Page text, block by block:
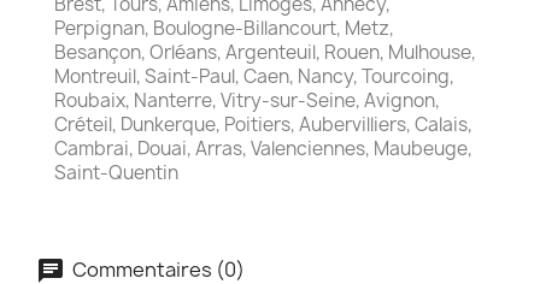
Perpignan, Boulogne-Billancourt, Metz,
Besançon, Orléans, Argenteuil, Rouen, Mulhouse,
Montreuil, Saint-Paul, Caen, Nancy, Tourcoing,
Roubaix, Nanterre, Vitry-sur-Seine, Avignon,
Créteil, Dunkerque, Poitiers, Aubervilliers, Calais,
Cambrai, Douai, Arras, Valenciennes, Maubeuge,
Saint-Quentin
Commentaires (0)